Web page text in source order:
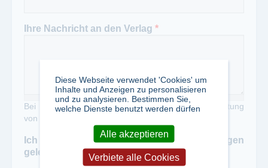
Ihre Nachricht an den Verlag *
Bei Zweckentfremdung unseres Portals zur Verbreitung
von Werbung erheben wir eine Gebühr von 50,- €
Ich habe die Datenschutzbestimmungen
gelesen und akzeptiert *
Diese Webseite verwendet 'Cookies' um
Inhalte und Anzeigen zu personalisieren
und zu analysieren. Bestimmen Sie,
welche Dienste benutzt werden dürfen
Alle akzeptieren
Verbiete alle Cookies